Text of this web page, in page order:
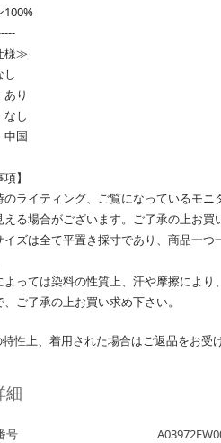
100%
様≫
し
り
なし
中国
】
ライティング、ご覧になっているモニ
える場合がございます。ご了承の上お買
ズは全て平置き採寸であり、商品一
っては染料の性質上、汗や摩擦により
、ご了承の上お買い求め下さい。
性上、着用された場合はご返品をお受
細
号